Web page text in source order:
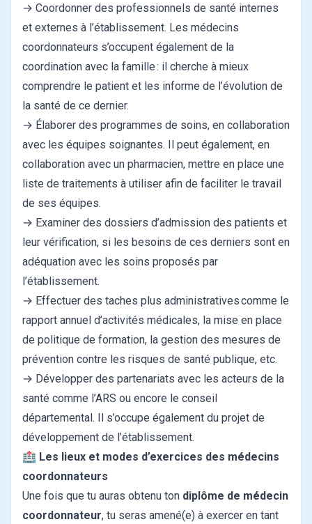
→ Coordonner des professionnels de santé internes
et externes à l’établissement. Les médecins
coordonnateurs s’occupent également de la
coordination avec la famille : il cherche à mieux
comprendre le patient et les informe de l’évolution de
la santé de ce dernier.
→ Élaborer des programmes de soins, en collaboration
avec les équipes soignantes. Il peut également, en
collaboration avec un pharmacien, mettre en place une
liste de traitements à utiliser afin de faciliter le travail
de ses équipes.
→ Examiner des dossiers d’admission des patients et
leur vérification, si les besoins de ces derniers sont en
adéquation avec les soins proposés par
l’établissement.
→ Effectuer des taches plus administratives comme le
rapport annuel d’activités médicales, la mise en place
de politique de formation, la gestion des mesures de
prévention contre les risques de santé publique, etc.
→ Développer des partenariats avec les acteurs de la
santé comme l’ARS ou encore le conseil
départemental. Il s’occupe également du projet de
développement de l’établissement.
🏥 Les lieux et modes d’exercices des médecins
coordonnateurs
Une fois que tu auras obtenu ton diplôme de médecin
coordonnateur, tu seras amené(e) à exercer en tant